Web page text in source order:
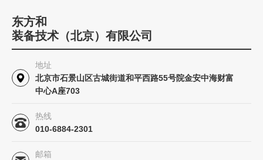
东方和
装备技术（北京）有限公司
地址
北京市石景山区古城街道和平西路55号院金安中海财富
中心A座703
热线
010-6884-2301
邮箱